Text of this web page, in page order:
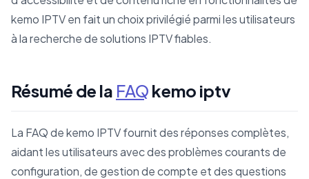
kemo IPTV en fait un choix privilégié parmi les utilisateurs
à la recherche de solutions IPTV fiables.
Résumé de la FAQ kemo iptv
La FAQ de kemo IPTV fournit des réponses complètes,
aidant les utilisateurs avec des problèmes courants de
configuration, de gestion de compte et des questions